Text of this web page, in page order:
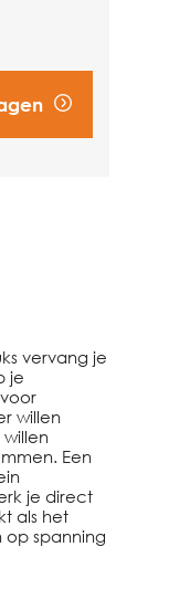
vervang je
je
willen
Een
je direct
als het
op spanning